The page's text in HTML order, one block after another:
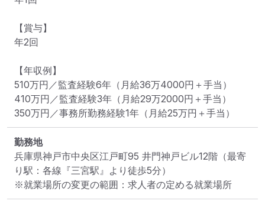
【賞与】
年2回
【年収例】
510万円／監査経験6年（月給36万4000円＋手当）
410万円／監査経験3年（月給29万2000円＋手当）
350万円／事務所勤務経験1年（月給25万円＋手当）
勤務地
兵庫県神戸市中央区江戸町95 井門神戸ビル12階 （最寄
り駅：各線『三宮駅』より徒歩5分）
※就業場所の変更の範囲：求人者の定める就業場所